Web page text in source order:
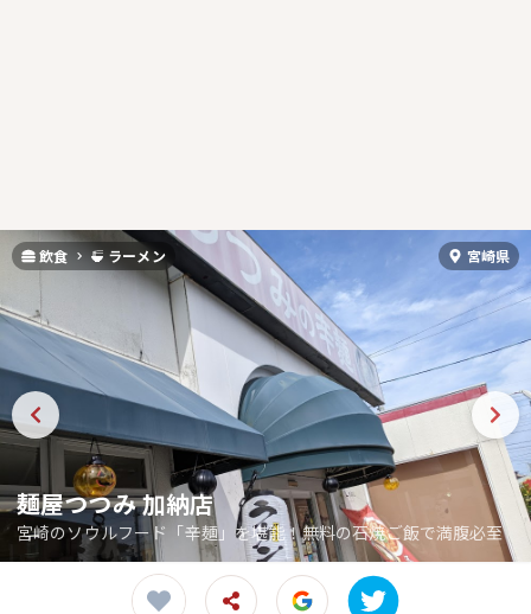
飲食 ラーメン 宮崎県
麺屋つつみ 加納店
宮崎のソウルフード「辛麺」を堪能！無料の石焼ご飯で満腹必至